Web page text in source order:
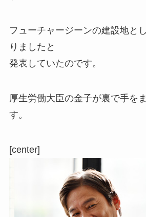
フューチャージーンの建設地と
りましたと
発表していたのです。
厚生労働大臣の金子が裏で手を
す。
[center]